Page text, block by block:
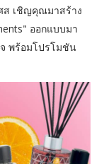
ส เชิญคุณมาสร้าง
ออกแบบมา
พร้อมโปรโมชัน